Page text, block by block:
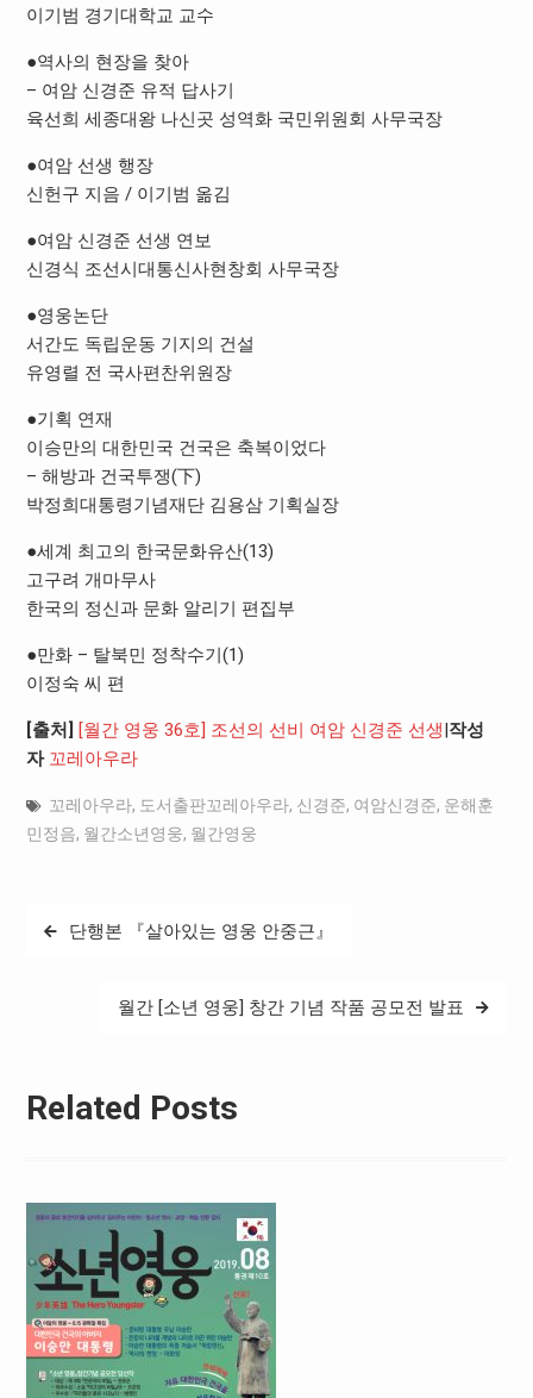
이기범 경기대학교 교수
●역사의 현장을 찾아
– 여암 신경준 유적 답사기
육선희 세종대왕 나신곳 성역화 국민위원회 사무국장
●여암 선생 행장
신헌구 지음 / 이기범 옮김
●여암 신경준 선생 연보
신경식 조선시대통신사현창회 사무국장
●영웅논단
서간도 독립운동 기지의 건설
유영렬 전 국사편찬위원장
●기획 연재
이승만의 대한민국 건국은 축복이었다
– 해방과 건국투쟁(下)
박정희대통령기념재단 김용삼 기획실장
●세계 최고의 한국문화유산(13)
고구려 개마무사
한국의 정신과 문화 알리기 편집부
●만화 – 탈북민 정착수기(1)
이정숙 씨 편
[출처] [월간 영웅 36호] 조선의 선비 여암 신경준 선생 작성
자 꼬레아우라
꼬레아우라, 도서출판꼬레아우라, 신경준, 여암신경준, 운해훈
민정음, 월간소년영웅, 월간영웅
글
단행본 『살아있는 영웅 안중근』
월간 [소년 영웅] 창간 기념 작품 공모전 발표
Related Posts